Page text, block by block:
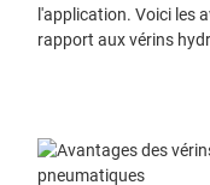
l'application. Voici les
rapport aux vérins